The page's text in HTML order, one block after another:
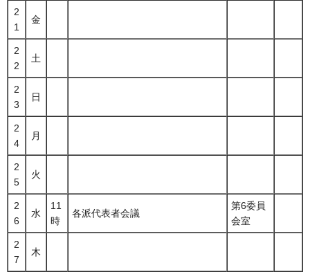
2
1
金
2
2
土
2
3
日
2
4
月
2
5
火
2
6
水
11
時
各派代表者会議
第6委員
会室
2
7
木